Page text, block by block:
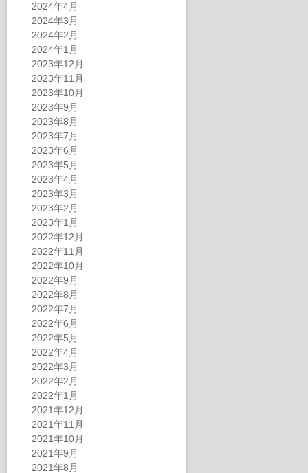
2024年4月
2024年3月
2024年2月
2024年1月
2023年12月
2023年11月
2023年10月
2023年9月
2023年8月
2023年7月
2023年6月
2023年5月
2023年4月
2023年3月
2023年2月
2023年1月
2022年12月
2022年11月
2022年10月
2022年9月
2022年8月
2022年7月
2022年6月
2022年5月
2022年4月
2022年3月
2022年2月
2022年1月
2021年12月
2021年11月
2021年10月
2021年9月
2021年8月